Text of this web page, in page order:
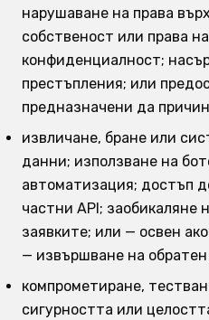
нарушаване на права
собственост или права
конфиденциалност;
престъпления; или
предназначени да
извличане, бране или
данни; използване на
автоматизация; достъп
частни API; заобикаляне
заявките; или — освен
— извършване на
компрометиране,
сигурността или